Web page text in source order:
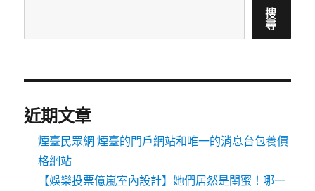
搜
尋
近期文章
煙臺民眾網 煙臺的門戶網站和唯一的消息台包養價
格網站
【娛樂投票億嵐室內設計】她們居然是閨蜜！哪一